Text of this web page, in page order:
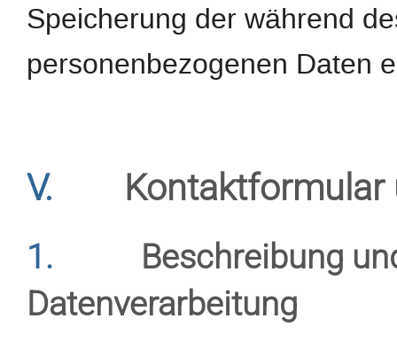
Speicherung der während
personenbezogenen Daten
V. Kontaktformular
1.
Beschreibung
Datenverarbeitung